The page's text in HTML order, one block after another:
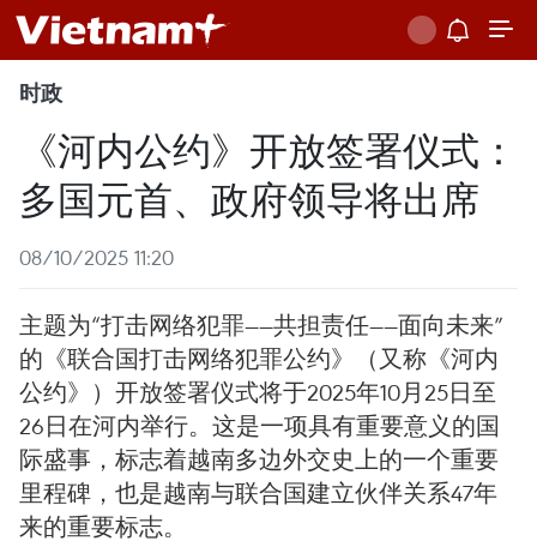
时政
《河内公约》开放签署仪式：
多国元首、政府领导将出席
08/10/2025 11:20
主题为“打击网络犯罪——共担责任——面向未来”
的《联合国打击网络犯罪公约》（又称《河内
公约》）开放签署仪式将于2025年10月25日至
26日在河内举行。这是一项具有重要意义的国
际盛事，标志着越南多边外交史上的一个重要
里程碑，也是越南与联合国建立伙伴关系47年
来的重要标志。